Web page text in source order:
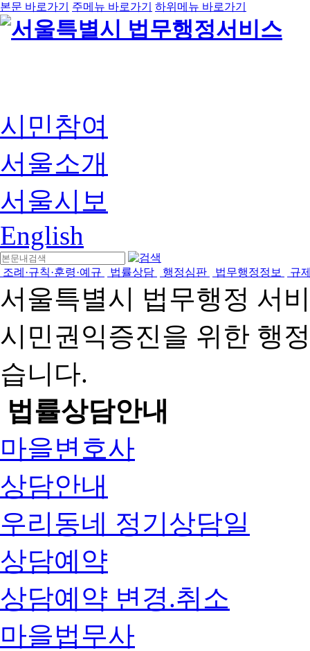
본문 바로가기 주메뉴 바로가기 하위메뉴 바로가기
시민참여
서울소개
서울시보
English
조례·규칙·훈령·예규 법률상담 행정심판 법무행정정보 규
서울특별시 법무행정 서
시민권익증진을 위한 행
습니다.
법률상담안내
마을변호사
상담안내
우리동네 정기상담일
상담예약
상담예약 변경.취소
마을법무사